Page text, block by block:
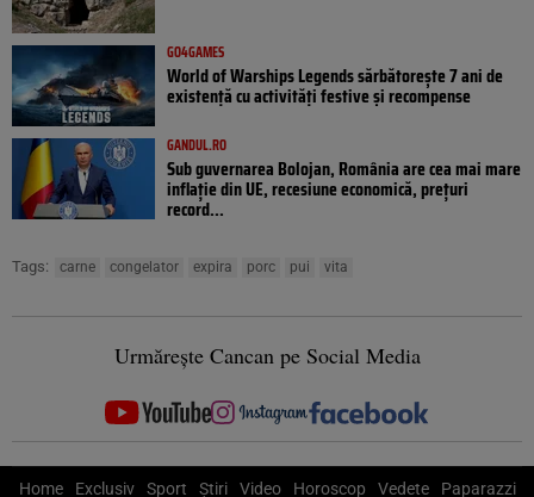
GO4GAMES
World of Warships Legends sărbătorește 7 ani de
existență cu activități festive și recompense
GANDUL.RO
Sub guvernarea Bolojan, România are cea mai mare
inflație din UE, recesiune economică, prețuri
record...
Tags: carne congelator expira porc pui vita
Urmărește Cancan pe Social Media
Home Exclusiv Sport Știri Video Horoscop Vedete Paparazzi